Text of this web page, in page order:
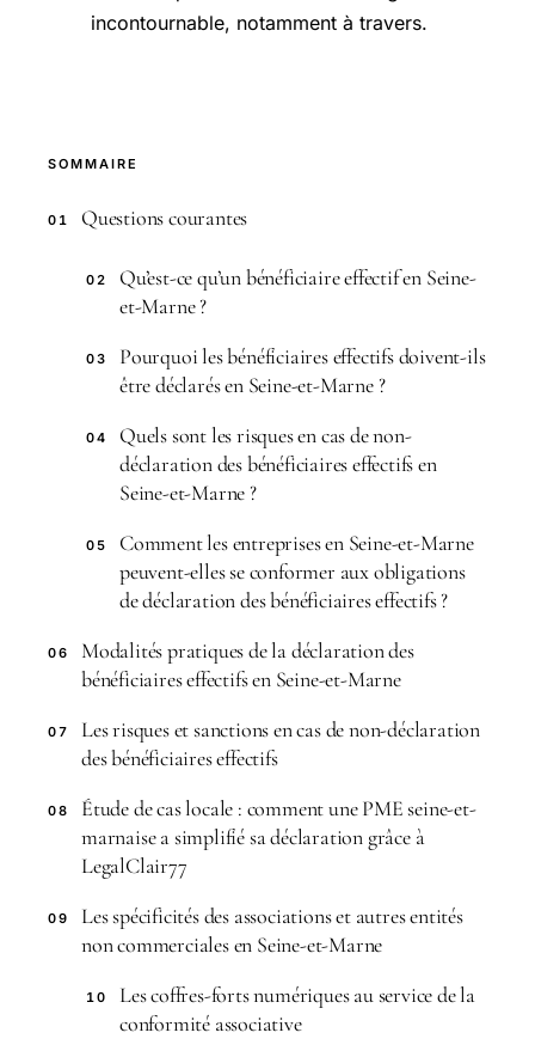
incontournable, notamment à travers.
SOMMAIRE
01 Questions courantes
02
Qu’est-ce qu’un bénéficiaire effectif en Seine-
et-Marne ?
03
Pourquoi les bénéficiaires effectifs doivent-ils
être déclarés en Seine-et-Marne ?
04
Quels sont les risques en cas de non-
déclaration des bénéficiaires effectifs en
Seine-et-Marne ?
05
Comment les entreprises en Seine-et-Marne
peuvent-elles se conformer aux obligations
de déclaration des bénéficiaires effectifs ?
06
Modalités pratiques de la déclaration des
bénéficiaires effectifs en Seine-et-Marne
07
Les risques et sanctions en cas de non-déclaration
des bénéficiaires effectifs
08
Étude de cas locale : comment une PME seine-et-
marnaise a simplifié sa déclaration grâce à
LegalClair77
09
Les spécificités des associations et autres entités
non commerciales en Seine-et-Marne
10
Les coffres-forts numériques au service de la
conformité associative